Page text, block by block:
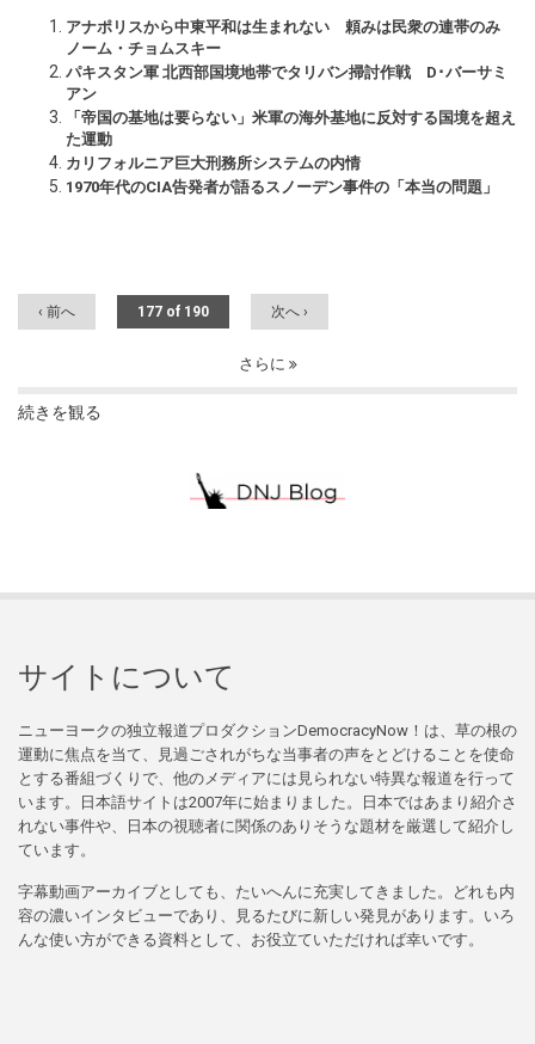
アナポリスから中東平和は生まれない 頼みは民衆の連帯のみ
ノーム・チョムスキー
パキスタン軍 北西部国境地帯でタリバン掃討作戦 D･バーサミ
アン
「帝国の基地は要らない」米軍の海外基地に反対する国境を超え
た運動
カリフォルニア巨大刑務所システムの内情
1970年代のCIA告発者が語るスノーデン事件の「本当の問題」
‹ 前へ 177 of 190 次へ ›
さらに
続きを観る
サイトについて
ニューヨークの独立報道プロダクションDemocracyNow！は、草の根の
運動に焦点を当て、見過ごされがちな当事者の声をとどけることを使命
とする番組づくりで、他のメディアには見られない特異な報道を行って
います。日本語サイトは2007年に始まりました。日本ではあまり紹介さ
れない事件や、日本の視聴者に関係のありそうな題材を厳選して紹介し
ています。
字幕動画アーカイブとしても、たいへんに充実してきました。どれも内
容の濃いインタビューであり、見るたびに新しい発見があります。いろ
んな使い方ができる資料として、お役立ていただければ幸いです。